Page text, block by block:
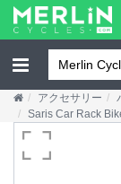
アクセサリー
Saris Car Rack